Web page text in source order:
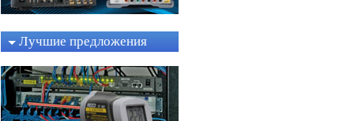
Лучшие предложения